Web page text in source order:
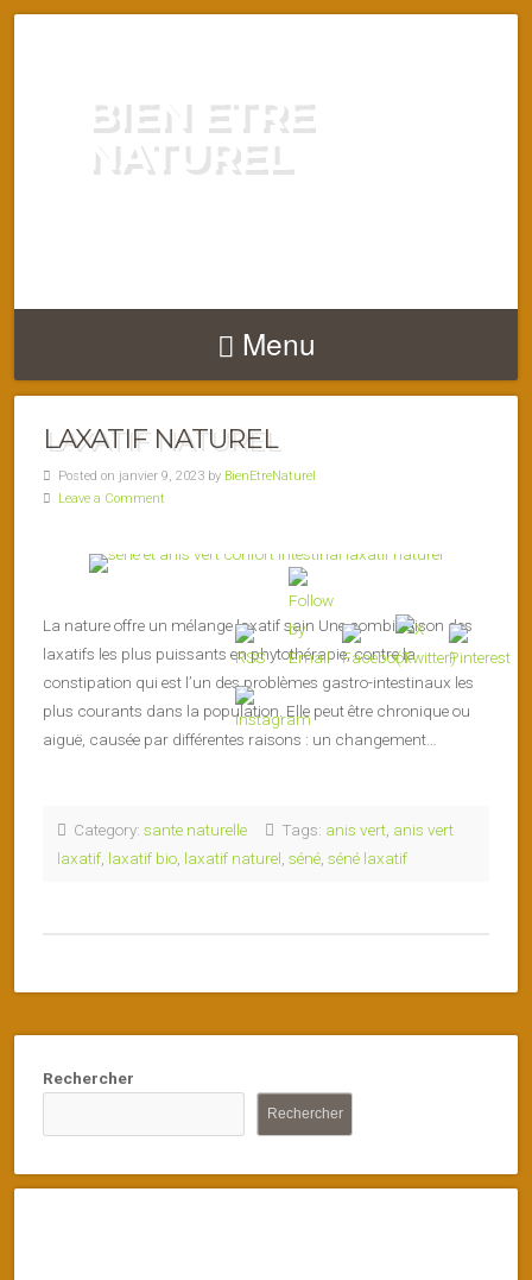
BIEN ETRE
NATUREL
Menu
LAXATIF NATUREL
Posted on janvier 9, 2023 by BienEtreNaturel
Leave a Comment
La nature offre un mélange laxatif sain Une combinaison des
laxatifs les plus puissants en phytothérapie, contre la
constipation qui est l’un des problèmes gastro-intestinaux les
plus courants dans la population. Elle peut être chronique ou
aiguë, causée par différentes raisons : un changement…
Category: sante naturelle Tags: anis vert anis vert
laxatif laxatif bio laxatif naturel séné séné laxatif
Rechercher
Rechercher